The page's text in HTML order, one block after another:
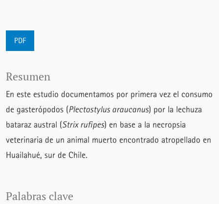
PDF
Palabras clave
Resumen
En este estudio documentamos por primera vez el consumo
de gasterópodos (Plectostylus araucanus) por la lechuza
bataraz austral (Strix rufipes) en base a la necropsia
veterinaria de un animal muerto encontrado atropellado en
Huailahué, sur de Chile.